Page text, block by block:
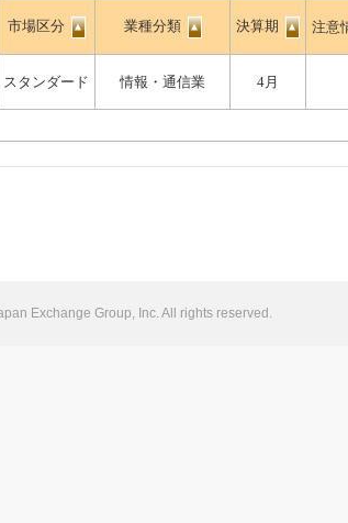
市場区分 業種分類 決算期 注意
スタンダード 情報・通信業 4月